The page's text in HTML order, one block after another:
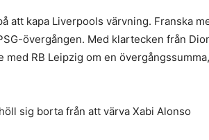
att kapa Liverpools värvning. Franska
övergången. Med klartecken från
RB Leipzig om en
sig borta från att värva Xabi Alonso